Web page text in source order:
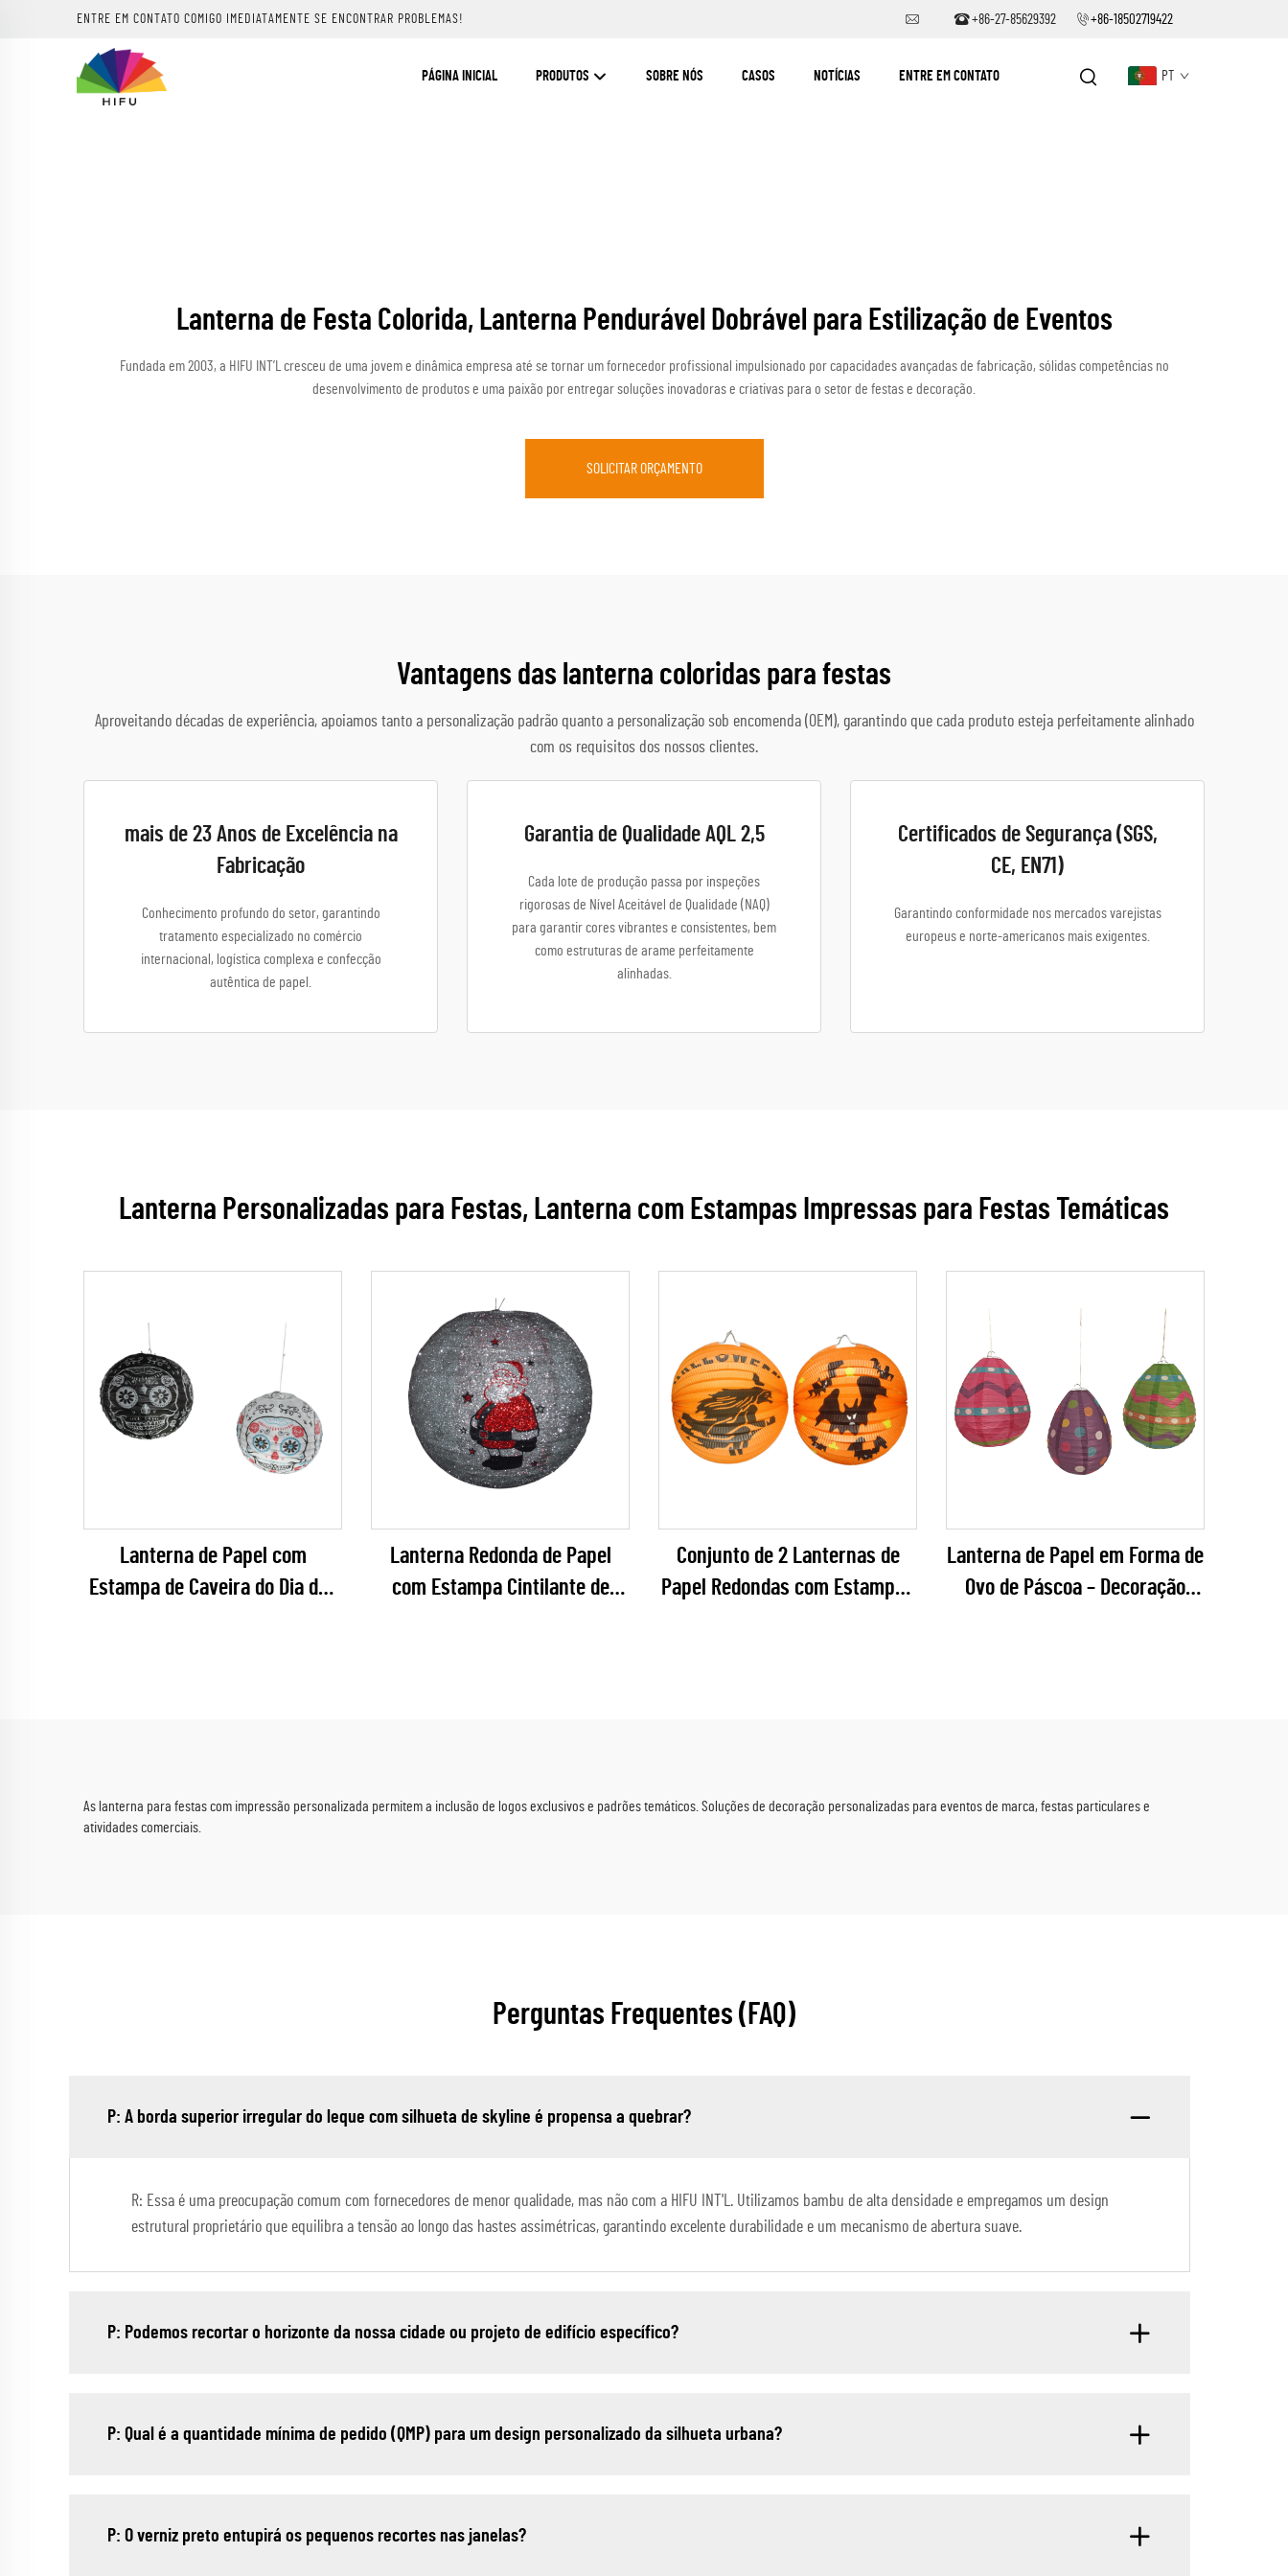
ENTRE EM CONTATO COMIGO IMEDIATAMENTE SE ENCONTRAR PROBLEMAS! +86-27-85629392 +86-18502719422
PÁGINA INICIAL PRODUTOS SOBRE NÓS CASOS NOTÍCIAS ENTRE EM CONTATO PT
Lanterna de Festa Colorida, Lanterna Pendurável Dobrável para Estilização de Eventos
Fundada em 2003, a HIFU INT’L cresceu de uma jovem e dinâmica empresa até se tornar um fornecedor profissional impulsionado por capacidades avançadas de fabricação, sólidas competências no
desenvolvimento de produtos e uma paixão por entregar soluções inovadoras e criativas para o setor de festas e decoração.
SOLICITAR ORÇAMENTO
Vantagens das lanterna coloridas para festas
Aproveitando décadas de experiência, apoiamos tanto a personalização padrão quanto a personalização sob encomenda (OEM), garantindo que cada produto esteja perfeitamente alinhado
com os requisitos dos nossos clientes.
mais de 23 Anos de Excelência na
Fabricação
Conhecimento profundo do setor, garantindo
tratamento especializado no comércio
internacional, logística complexa e confecção
autêntica de papel.
Garantia de Qualidade AQL 2,5
Cada lote de produção passa por inspeções
rigorosas de Nível Aceitável de Qualidade (NAQ)
para garantir cores vibrantes e consistentes, bem
como estruturas de arame perfeitamente
alinhadas.
Certificados de Segurança (SGS,
CE, EN71)
Garantindo conformidade nos mercados varejistas
europeus e norte-americanos mais exigentes.
Lanterna Personalizadas para Festas, Lanterna com Estampas Impressas para Festas Temáticas
Lanterna de Papel com
Estampa de Caveira do Dia dos
Lanterna Redonda de Papel
com Estampa Cintilante de
Conjunto de 2 Lanternas de
Papel Redondas com Estampas
Lanterna de Papel em Forma de
Ovo de Páscoa – Decoração
As lanterna para festas com impressão personalizada permitem a inclusão de logos exclusivos e padrões temáticos. Soluções de decoração personalizadas para eventos de marca, festas particulares e
atividades comerciais.
Perguntas Frequentes (FAQ)
P: A borda superior irregular do leque com silhueta de skyline é propensa a quebrar?
R: Essa é uma preocupação comum com fornecedores de menor qualidade, mas não com a HIFU INT'L. Utilizamos bambu de alta densidade e empregamos um design
estrutural proprietário que equilibra a tensão ao longo das hastes assimétricas, garantindo excelente durabilidade e um mecanismo de abertura suave.
P: Podemos recortar o horizonte da nossa cidade ou projeto de edifício específico?
P: Qual é a quantidade mínima de pedido (QMP) para um design personalizado da silhueta urbana?
P: O verniz preto entupirá os pequenos recortes nas janelas?